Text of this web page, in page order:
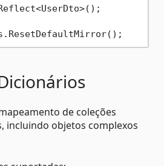
de coleções
incluindo objetos complexos